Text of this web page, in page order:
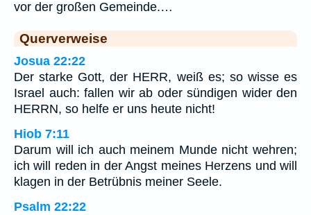
vor der großen Gemeinde.…
Querverweise
Josua 22:22
Der starke Gott, der HERR, weiß es; so wisse es
Israel auch: fallen wir ab oder sündigen wider den
HERRN, so helfe er uns heute nicht!
Hiob 7:11
Darum will ich auch meinem Munde nicht wehren;
ich will reden in der Angst meines Herzens und will
klagen in der Betrübnis meiner Seele.
Psalm 22:22